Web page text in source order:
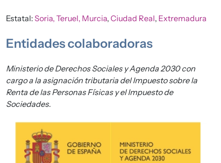
Estatal: Soria, Teruel, Murcia, Ciudad Real, Extremadura
Entidades colaboradoras
Ministerio de Derechos Sociales y Agenda 2030 con
cargo a la asignación tributaria del Impuesto sobre la
Renta de las Personas Físicas y el Impuesto de
Sociedades.